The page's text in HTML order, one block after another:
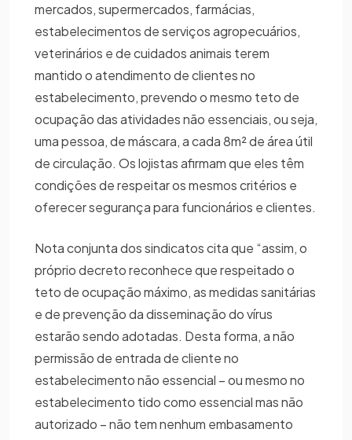
mercados, supermercados, farmácias,
estabelecimentos de serviços agropecuários,
veterinários e de cuidados animais terem
mantido o atendimento de clientes no
estabelecimento, prevendo o mesmo teto de
ocupação das atividades não essenciais, ou seja,
uma pessoa, de máscara, a cada 8m² de área útil
de circulação. Os lojistas afirmam que eles têm
condições de respeitar os mesmos critérios e
oferecer segurança para funcionários e clientes.
Nota conjunta dos sindicatos cita que “assim, o
próprio decreto reconhece que respeitado o
teto de ocupação máximo, as medidas sanitárias
e de prevenção da disseminação do vírus
estarão sendo adotadas. Desta forma, a não
permissão de entrada de cliente no
estabelecimento não essencial – ou mesmo no
estabelecimento tido como essencial mas não
autorizado – não tem nenhum embasamento